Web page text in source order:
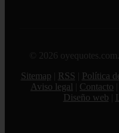
© 2026
Sitemap
RSS Política
Aviso legal
Contacto
Diseño web